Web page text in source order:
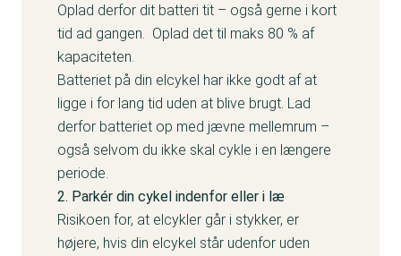
Oplad derfor dit batteri tit – også gerne i kort
tid ad gangen. Oplad det til maks 80 % af
kapaciteten.
Batteriet på din elcykel har ikke godt af at
ligge i for lang tid uden at blive brugt. Lad
derfor batteriet op med jævne mellemrum –
også selvom du ikke skal cykle i en længere
periode.
2. Parkér din cykel indenfor eller i læ
Risikoen for, at elcykler går i stykker, er
højere, hvis din elcykel står udenfor uden